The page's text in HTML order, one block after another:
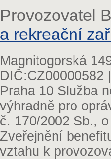
Provozovatel
a rekreační
Magnitogorská
DIČ:CZ00000582
Praha 10 Služba
výhradně pro
č. 170/2002 Sb.,
Zveřejnění
vztahu k